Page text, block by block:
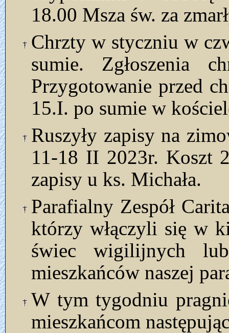
18.00 Msza św. za
Chrzty w styczniu w
sumie. Zgłoszenia
Przygotowanie przed
15.I. po sumie w
Ruszyły zapisy na
11-18 II 2023r. Koszt
zapisy u ks. Michała.
Parafialny Zespół
którzy włączyli się w
świec wigilijnych
mieszkańców naszej
W tym tygodniu
mieszkańcom